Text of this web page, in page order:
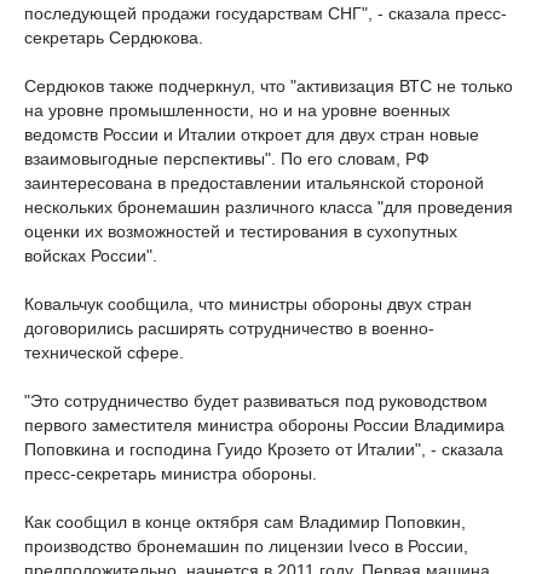
последующей продажи государствам СНГ", - сказала пресс-
секретарь Сердюкова.
Сердюков также подчеркнул, что "активизация ВТС не только
на уровне промышленности, но и на уровне военных
ведомств России и Италии откроет для двух стран новые
взаимовыгодные перспективы". По его словам, РФ
заинтересована в предоставлении итальянской стороной
нескольких бронемашин различного класса "для проведения
оценки их возможностей и тестирования в сухопутных
войсках России".
Ковальчук сообщила, что министры обороны двух стран
договорились расширять сотрудничество в военно-
технической сфере.
"Это сотрудничество будет развиваться под руководством
первого заместителя министра обороны России Владимира
Поповкина и господина Гуидо Крозето от Италии", - сказала
пресс-секретарь министра обороны.
Как сообщил в конце октября сам Владимир Поповкин,
производство бронемашин по лицензии Iveco в России,